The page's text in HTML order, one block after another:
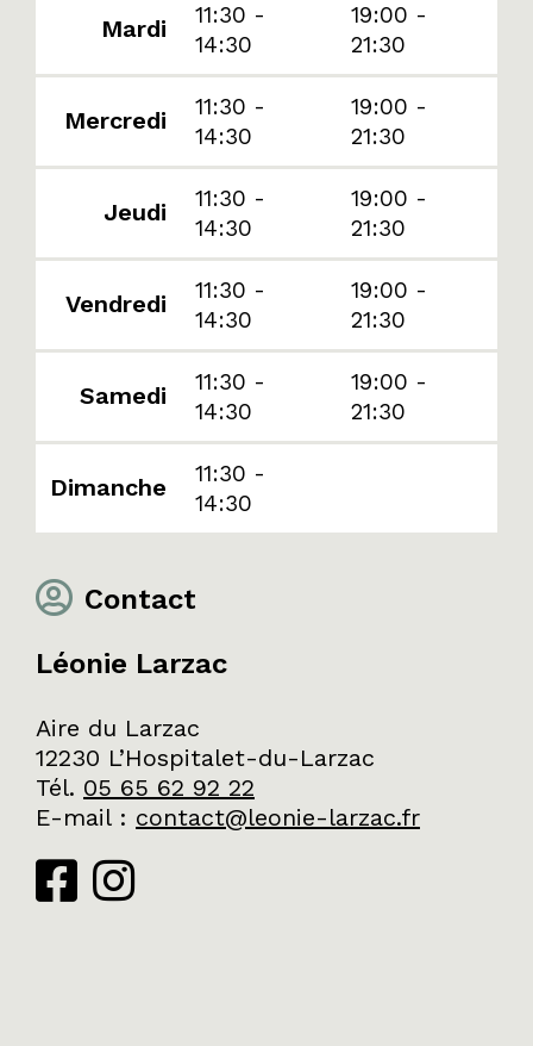
Mardi
11:30 -
14:30
19:00 -
21:30
Mercredi
11:30 -
14:30
19:00 -
21:30
Jeudi
11:30 -
14:30
19:00 -
21:30
Vendredi
11:30 -
14:30
19:00 -
21:30
Samedi
11:30 -
14:30
19:00 -
21:30
Dimanche
11:30 -
14:30
Contact
Léonie Larzac
Aire du Larzac
12230 L’Hospitalet-du-Larzac
Tél. 05 65 62 92 22
E-mail : contact@leonie-larzac.fr